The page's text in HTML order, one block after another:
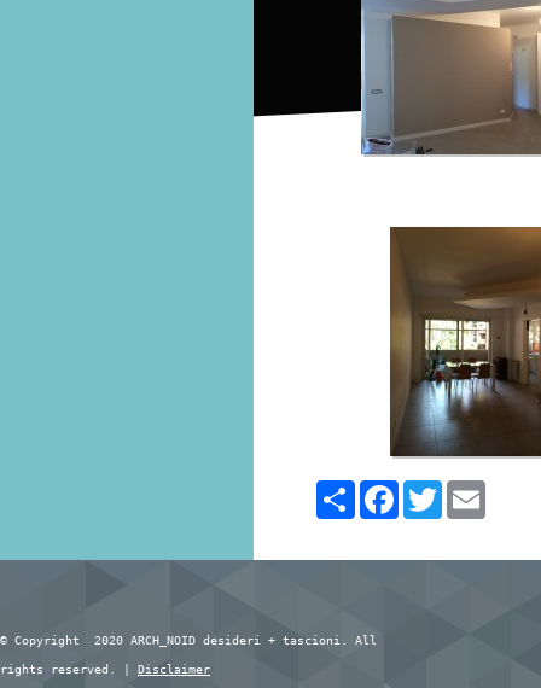
Share FacebookTwitter
© Copyright 2020 ARCH_NOID desideri + tascioni. All
rights reserved. | Disclaimer